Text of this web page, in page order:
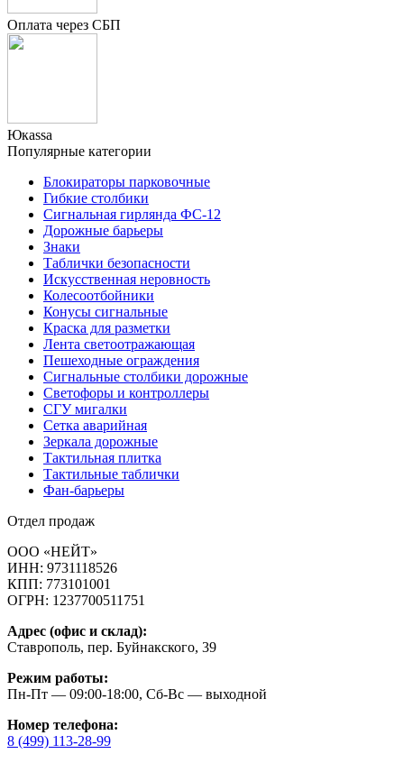
Оплата через СБП
Юкаssа
Популярные категории
Блокираторы парковочные
Гибкие столбики
Сигнальная гирлянда ФС-12
Дорожные барьеры
Знаки
Таблички безопасности
Искусственная неровность
Колесоотбойники
Конусы сигнальные
Краска для разметки
Лента светоотражающая
Пешеходные ограждения
Сигнальные столбики дорожные
Светофоры и контроллеры
СГУ мигалки
Cетка аварийная
Зеркала дорожные
Тактильная плитка
Тактильные таблички
Фан-барьеры
Отдел продаж
ООО «НЕЙТ»
ИНН: 9731118526
КПП: 773101001
ОГРН: 1237700511751
Адрес (офис и склад):
Ставрополь, пер. Буйнакского, 39
Режим работы:
Пн-Пт — 09:00-18:00, Сб-Вс — выходной
Номер телефона:
8 (499) 113-28-99